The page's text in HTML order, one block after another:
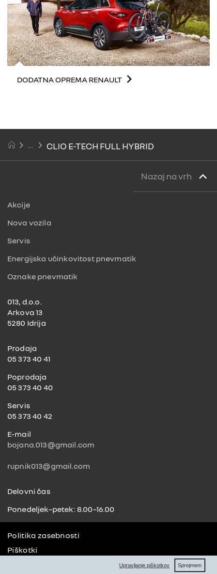
Delovanje spletne strani
Ti piškotki omogočajo pravilno delovanje spletnega
X
Upravljanje piškotkov
Sprejmem
DODATNA OPREMA RENAULT
CLIO E-TECH FULL HYBRID
Nazaj na vrh
Akcije
Nova vozila
Servis
Energijska učinkovitost pnevmatik
Oznake pnevmatik
013, d.o.o.
Arkova 13
5280 Idrija
Prodaja
05 373 40 41
Poprodaja
05 373 40 40
Servis
05 373 40 42
E-mail
bojana.013@gmail.com
rupnik013@gmail.com
Delovni čas
Ponedeljek–petek: 8.00–16.00
Politika zasebnosti
Piškotki